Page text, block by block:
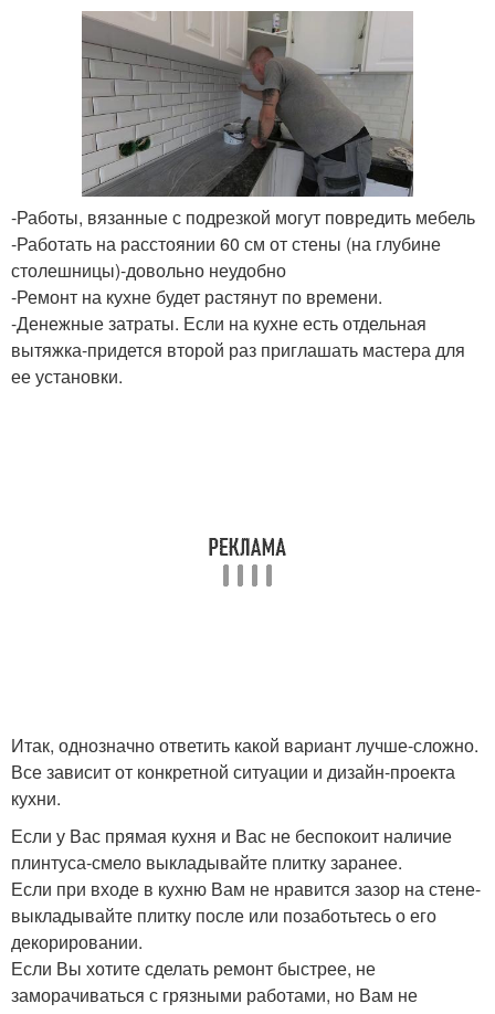
-Работы, вязанные с подрезкой могут повредить мебель
-Работать на расстоянии 60 см от стены (на глубине
столешницы)-довольно неудобно
-Ремонт на кухне будет растянут по времени.
-Денежные затраты. Если на кухне есть отдельная
вытяжка-придется второй раз приглашать мастера для
ее установки.
Итак, однозначно ответить какой вариант лучше-сложно.
Все зависит от конкретной ситуации и дизайн-проекта
кухни.
Если у Вас прямая кухня и Вас не беспокоит наличие
плинтуса-смело выкладывайте плитку заранее.
Если при входе в кухню Вам не нравится зазор на стене-
выкладывайте плитку после или позаботьтесь о его
декорировании.
Если Вы хотите сделать ремонт быстрее, не
заморачиваться с грязными работами, но Вам не